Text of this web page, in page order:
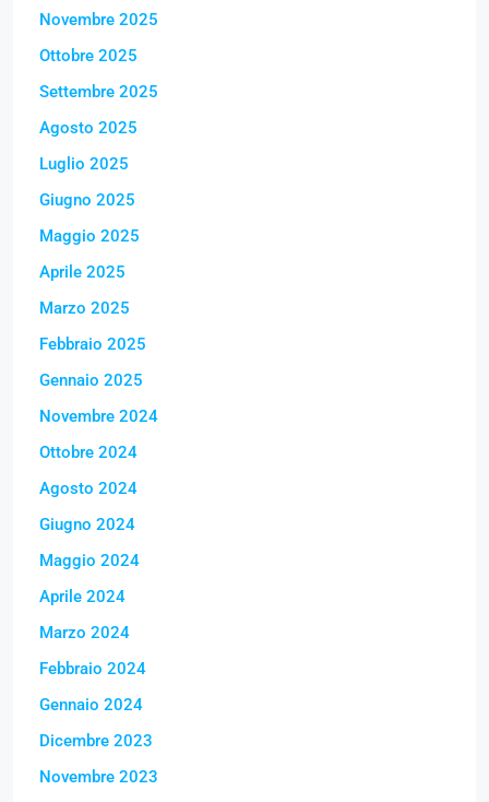
Novembre 2025
Ottobre 2025
Settembre 2025
Agosto 2025
Luglio 2025
Giugno 2025
Maggio 2025
Aprile 2025
Marzo 2025
Febbraio 2025
Gennaio 2025
Novembre 2024
Ottobre 2024
Agosto 2024
Giugno 2024
Maggio 2024
Aprile 2024
Marzo 2024
Febbraio 2024
Gennaio 2024
Dicembre 2023
Novembre 2023